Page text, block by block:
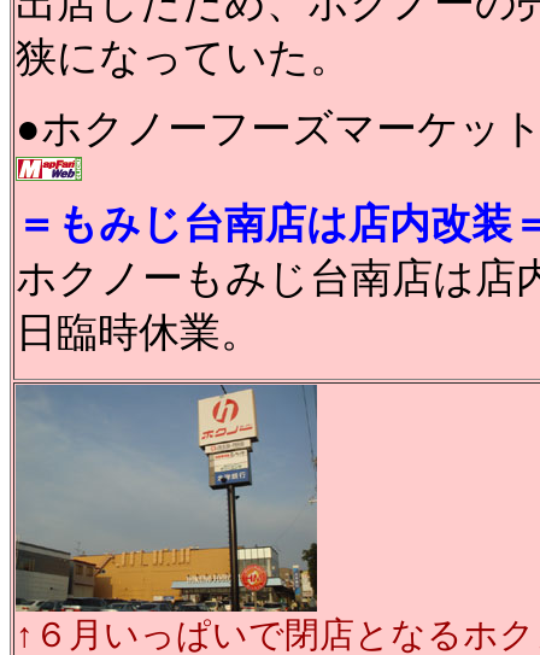
狭になっていた。
●ホクノーフーズマーケッ
＝もみじ台南店は店内改装
ホクノーもみじ台南店は店
日臨時休業。
↑６月いっぱいで閉店となるホ